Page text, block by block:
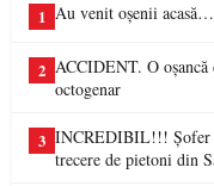
1 Au venit oșenii acasă…
2 ACCIDENT. O oșancă
octogenar
3 INCREDIBIL!!! Șofer
trecere de pietoni din